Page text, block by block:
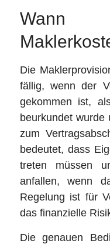
Wann
Die
fällig, wenn der
gekommen ist,
beurkundet wurde
zum
bedeutet, dass
treten müssen
anfallen, wenn
Regelung ist für
das finanzielle
Die genauen